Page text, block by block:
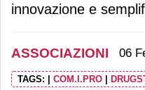
innovazione e
ASSOCIAZIONI 06
TAGS: | COM.I.PRO |